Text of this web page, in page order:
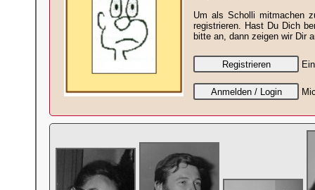
Um als Scholli mitmachen
registrieren. Hast Du Dich
bitte an, dann zeigen wir Dir